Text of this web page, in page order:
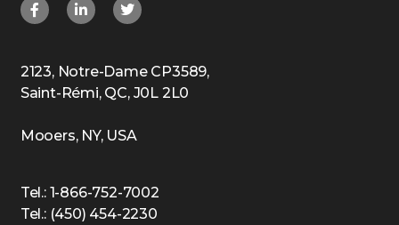
2123, Notre-Dame CP3589,
Saint-Rémi, QC, J0L 2L0
Mooers, NY, USA
Tel.: 1-866-752-7002
Tel.: (450) 454-2230